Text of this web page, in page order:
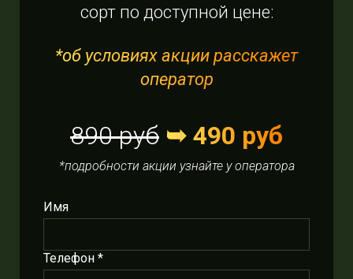
сорт по доступной цене:
*об условиях акции расскажет
оператор
890 руб ➥ 490 руб
*подробности акции узнайте у оператора
Имя
Телефон *